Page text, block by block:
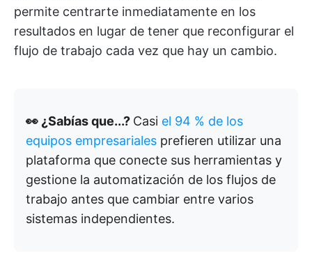
permite centrarte inmediatamente en los
resultados en lugar de tener que reconfigurar el
flujo de trabajo cada vez que hay un cambio.
👀 ¿Sabías que...? Casi el 94 % de los
equipos empresariales prefieren utilizar una
plataforma que conecte sus herramientas y
gestione la automatización de los flujos de
trabajo antes que cambiar entre varios
sistemas independientes.